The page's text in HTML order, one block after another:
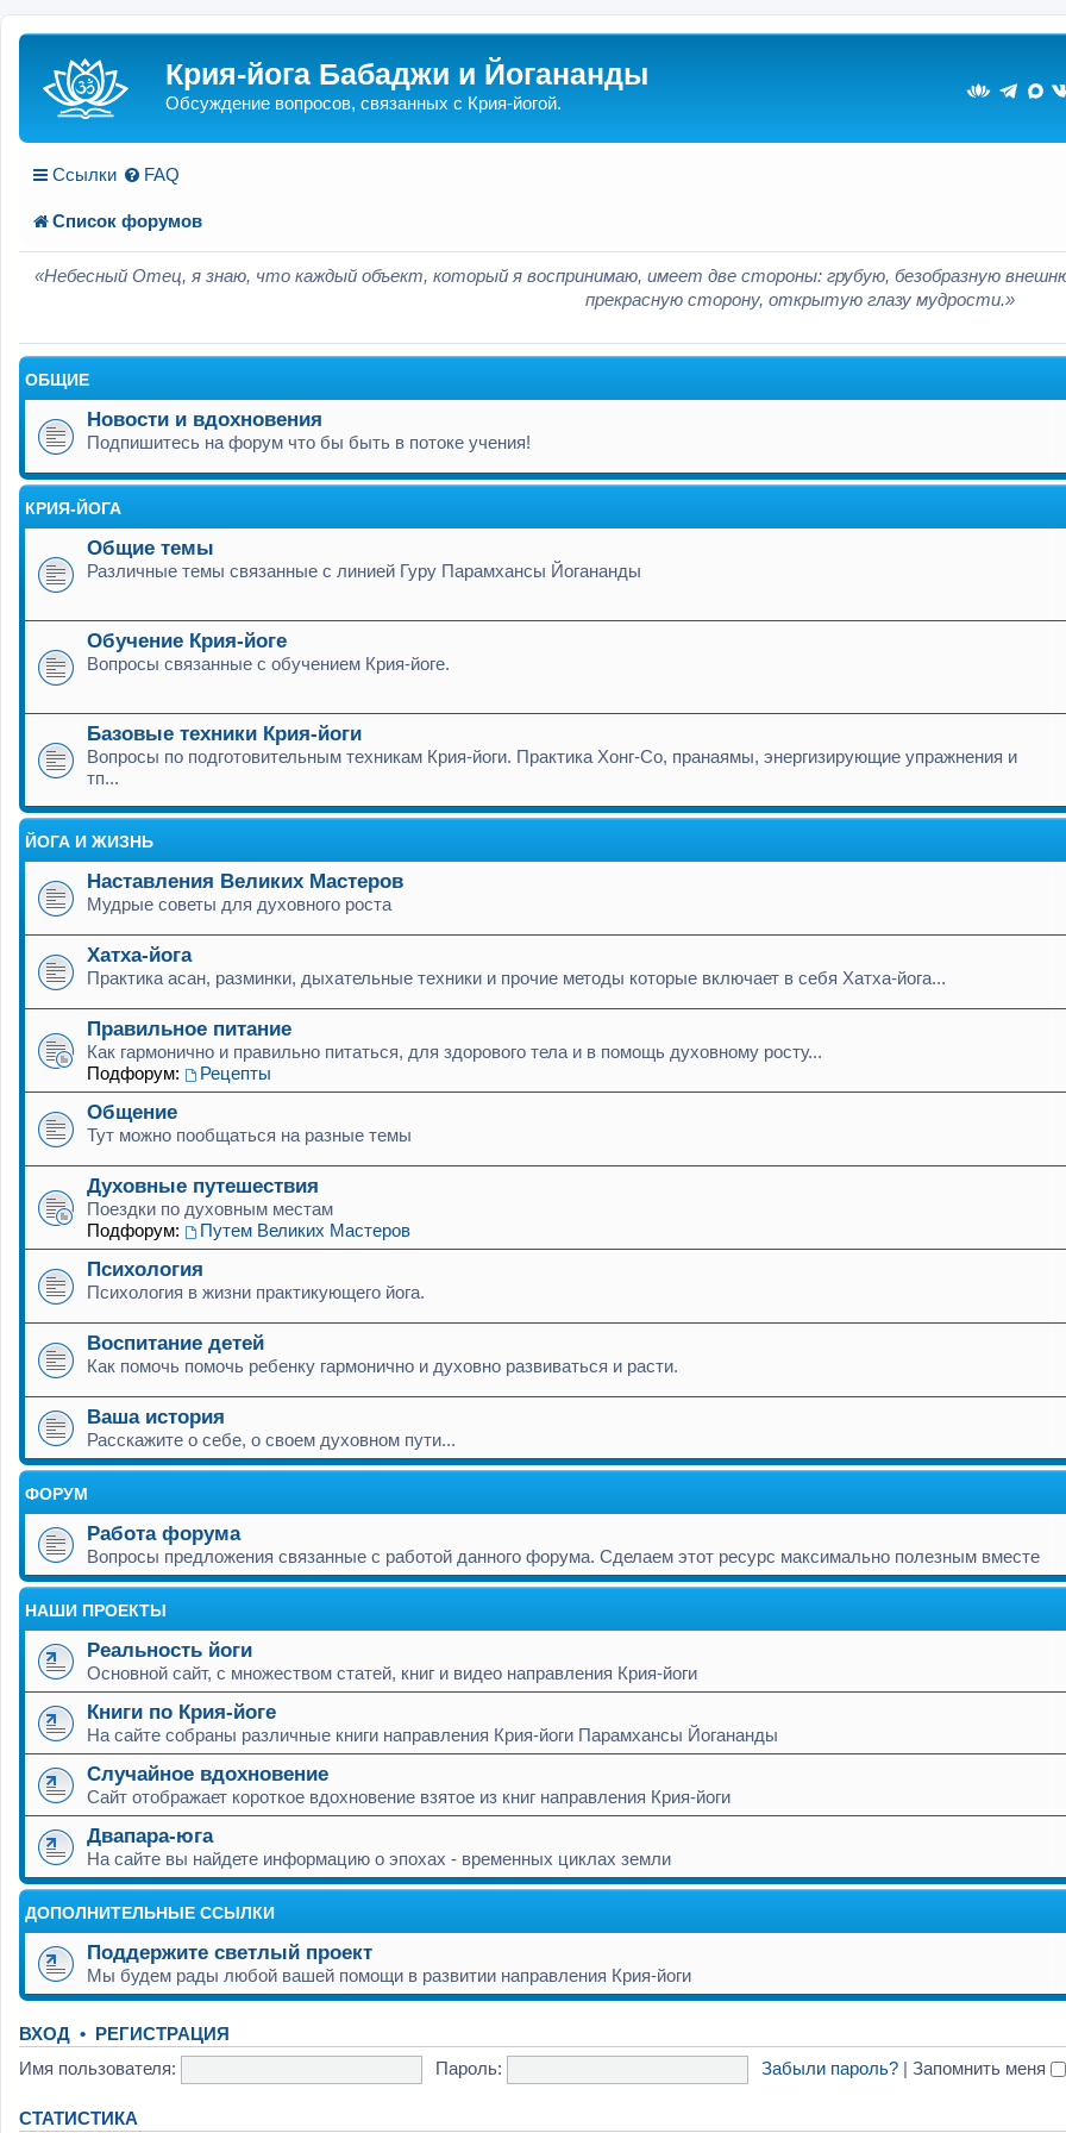
Крия-йога Бабаджи и Йогананды
Обсуждение вопросов, связанных с Крия-йогой.
Ссылки FAQ
Список форумов
«Небесный Отец, я знаю, что каждый объект, который я воспринимаю, имеет две стороны: грубую, безобразную
прекрасную сторону, открытую глазу мудрости.»
ОБЩИЕ
Новости и вдохновения
Подпишитесь на форум что бы быть в потоке учения!
КРИЯ-ЙОГА
Общие темы
Различные темы связанные с линией Гуру Парамхансы Йогананды
Обучение Крия-йоге
Вопросы связанные с обучением Крия-йоге.
Базовые техники Крия-йоги
Вопросы по подготовительным техникам Крия-йоги. Практика Хонг-Со, пранаямы, энергизирующие упражнения и
тп...
ЙОГА И ЖИЗНЬ
Наставления Великих Мастеров
Мудрые советы для духовного роста
Хатха-йога
Практика асан, разминки, дыхательные техники и прочие методы которые включает в себя Хатха-йога...
Правильное питание
Как гармонично и правильно питаться, для здорового тела и в помощь духовному росту...
Подфорум:
Рецепты
Общение
Тут можно пообщаться на разные темы
Духовные путешествия
Поездки по духовным местам
Подфорум:
Путем Великих Мастеров
Психология
Психология в жизни практикующего йога.
Воспитание детей
Как помочь помочь ребенку гармонично и духовно развиваться и расти.
Ваша история
Расскажите о себе, о своем духовном пути...
ФОРУМ
Работа форума
Вопросы предложения связанные с работой данного форума. Сделаем этот ресурс максимально полезным вместе
НАШИ ПРОЕКТЫ
Реальность йоги
Основной сайт, с множеством статей, книг и видео направления Крия-йоги
Книги по Крия-йоге
На сайте собраны различные книги направления Крия-йоги Парамхансы Йогананды
Случайное вдохновение
Сайт отображает короткое вдохновение взятое из книг направления Крия-йоги
Двапара-юга
На сайте вы найдете информацию о эпохах - временных циклах земли
ДОПОЛНИТЕЛЬНЫЕ ССЫЛКИ
Поддержите светлый проект
Мы будем рады любой вашей помощи в развитии направления Крия-йоги
ВХОД • РЕГИСТРАЦИЯ
Имя пользователя: Пароль: Забыли пароль? | Запомнить меня
СТАТИСТИКА